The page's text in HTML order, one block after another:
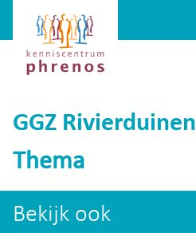
Kenniscentrum
Phrenos
website
GGZ Rivierduinen
Thema
Bekijk ook